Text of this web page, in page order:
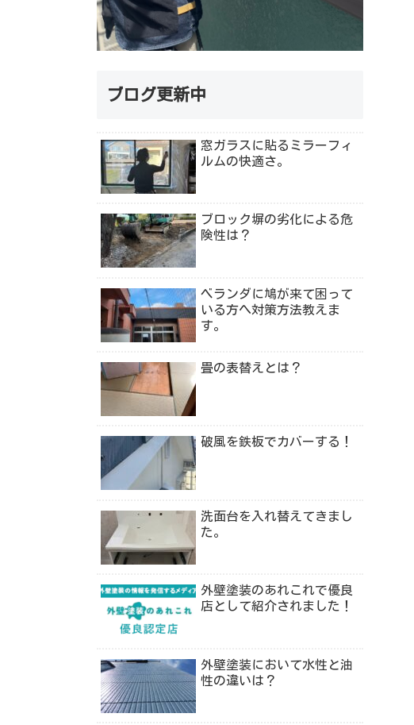
ブログ更新中
窓ガラスに貼るミラーフィ
ルムの快適さ。
ブロック塀の劣化による危
険性は？
ベランダに鳩が来て困って
いる方へ対策方法教えま
す。
畳の表替えとは？
破風を鉄板でカバーする！
洗面台を入れ替えてきまし
た。
外壁塗装のあれこれで優良
店として紹介されました！
外壁塗装において水性と油
性の違いは？